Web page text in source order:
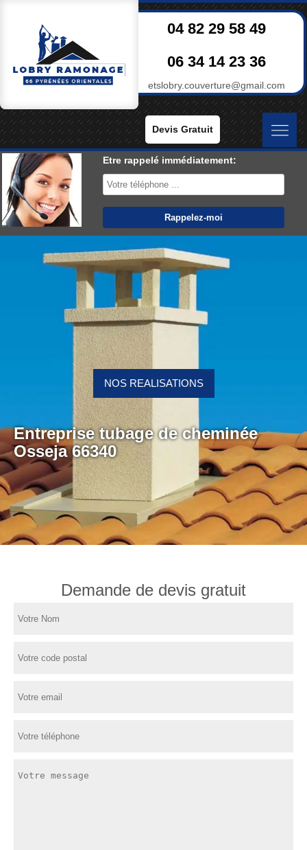
04 82 29 58 49
06 34 14 23 36
etslobry.couverture@gmail.com
Devis Gratuit
Etre rappelé immédiatement:
Entreprise tubage de cheminée
Osseja 66340
NOS REALISATIONS
Demande de devis gratuit